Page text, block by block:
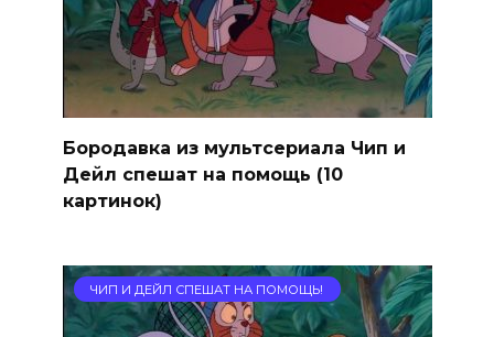
Бородавка из мультсериала Чип и
Дейл спешат на помощь (10
картинок)
ЧИП И ДЕЙЛ СПЕШАТ НА ПОМОЩЬ!